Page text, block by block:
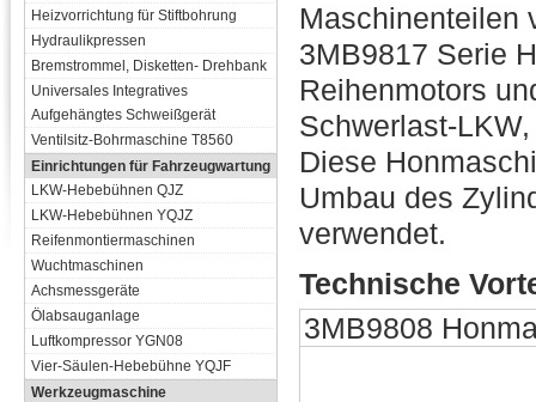
Heizvorrichtung für Stiftbohrung
Hydraulikpressen
Bremstrommel, Disketten- Drehbank
Universales Integratives
Aufgehängtes Schweißgerät
Ventilsitz-Bohrmaschine T8560
Einrichtungen für Fahrzeugwartung
LKW-Hebebühnen QJZ
LKW-Hebebühnen YQJZ
Reifenmontiermaschinen
Wuchtmaschinen
Achsmessgeräte
Ölabsauganlage
Luftkompressor YGN08
Vier-Säulen-Hebebühne YQJF
Werkzeugmaschine
Maschinenteilen
3MB9817 Serie
Reihenmotors
Schwerlast-
Diese
Umbau des
verwendet.
Technische
3MB9808